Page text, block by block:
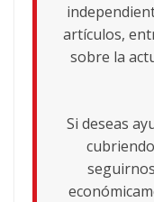
artículos,
sobre la
Si deseas